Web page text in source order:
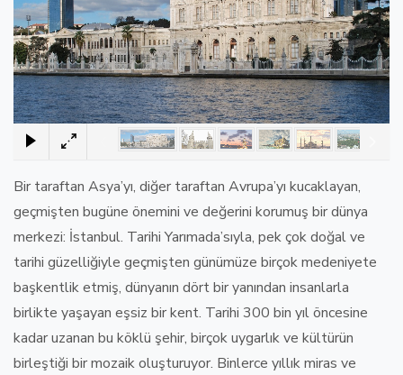
Bir taraftan Asya’yı, diğer taraftan Avrupa’yı kucaklayan,
geçmişten bugüne önemini ve değerini korumuş bir dünya
merkezi: İstanbul. Tarihi Yarımada’sıyla, pek çok doğal ve
tarihi güzelliğiyle geçmişten günümüze birçok medeniyete
başkentlik etmiş, dünyanın dört bir yanından insanlarla
birlikte yaşayan eşsiz bir kent. Tarihi 300 bin yıl öncesine
kadar uzanan bu köklü şehir, birçok uygarlık ve kültürün
birleştiği bir mozaik oluşturuyor. Binlerce yıllık miras ve